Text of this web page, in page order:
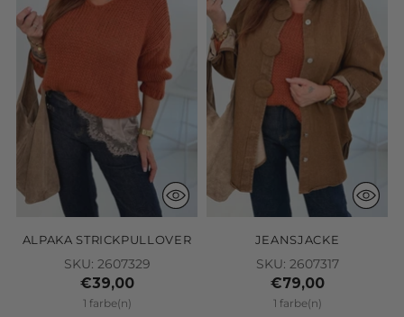
ALPAKA STRICKPULLOVER
SKU: 2607329
€39,00
1 farbe(n)
JEANSJACKE
SKU: 2607317
€79,00
1 farbe(n)